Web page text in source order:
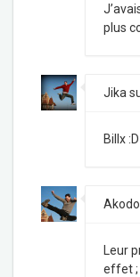
plus
Jika
Billx :D
Leur
effet ;